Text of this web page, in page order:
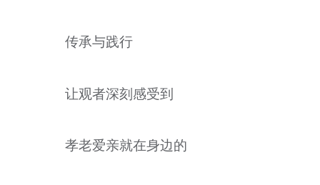
传承与践行
让观者深刻感受到
孝老爱亲就在身边的